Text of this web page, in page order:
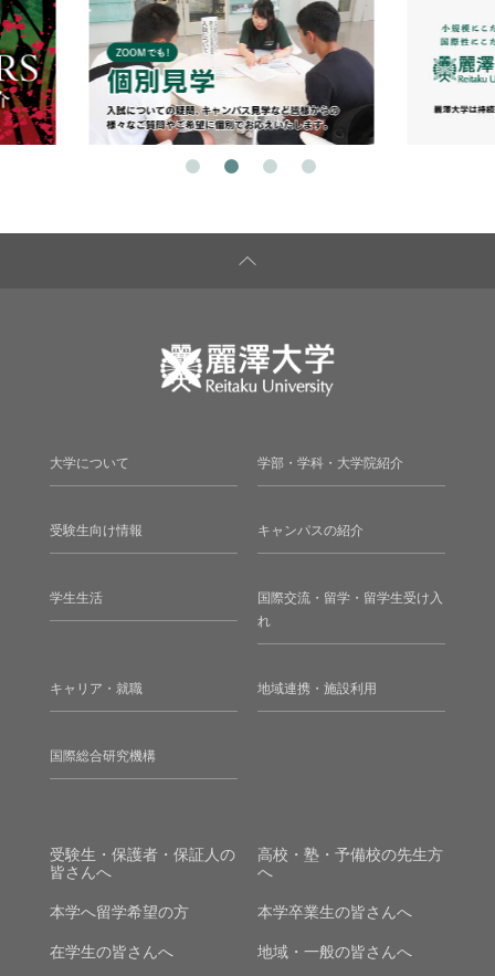
大学について 学部・学科・大学院紹介
受験生向け情報 キャンパスの紹介
学生生活
国際交流・留学・留学生受け入
れ
キャリア・就職 地域連携・施設利用
国際総合研究機構
受験生・保護者・保証人の
皆さんへ
高校・塾・予備校の先生方
へ
本学へ留学希望の方 本学卒業生の皆さんへ
在学生の皆さんへ 地域・一般の皆さんへ